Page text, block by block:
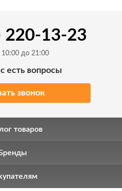
220-13-23
10:00 до 21:00
есть вопросы
звонок
товаров
Бренды